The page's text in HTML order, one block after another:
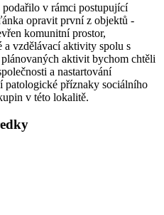
podařilo v rámci postupující
opravit první z objektů -
komunitní prostor,
vzdělávací aktivity spolu s
aktivit bychom chtěli
a nastartování
patologické příznaky sociálního
v této lokalitě.